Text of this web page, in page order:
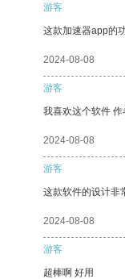
游客
这款加速器app的
2024-08-08
游客
我喜欢这个软件 作
2024-08-08
游客
这款软件的设计非
2024-08-08
游客
超棒啊 好用